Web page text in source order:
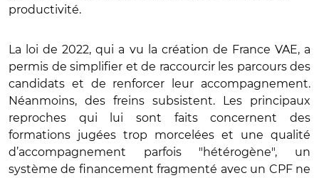
productivité.
La loi de 2022, qui a vu la création de France VAE, a
permis de simplifier et de raccourcir les parcours des
candidats et de renforcer leur accompagnement.
Néanmoins, des freins subsistent. Les principaux
reproches qui lui sont faits concernent des
formations jugées trop morcelées et une qualité
d’accompagnement parfois "hétérogène", un
système de financement fragmenté avec un CPF ne